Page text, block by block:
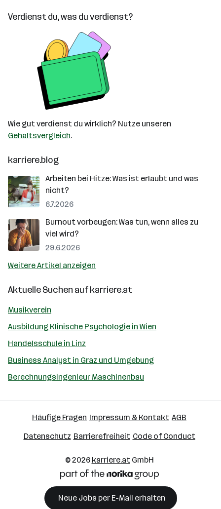
Verdienst du, was du verdienst?
Wie gut verdienst du wirklich? Nutze unseren
Gehaltsvergleich.
karriere.blog
Arbeiten bei Hitze: Was ist erlaubt und was
nicht?
6.7.2026
Burnout vorbeugen: Was tun, wenn alles zu
viel wird?
29.6.2026
Weitere Artikel anzeigen
Aktuelle Suchen aufkarriere.at
Musikverein
Ausbildung Klinische Psychologie in Wien
Handelsschule in Linz
Business Analyst in Graz und Umgebung
Berechnungsingenieur Maschinenbau
Häufige Fragen Impressum & Kontakt AGB
Datenschutz Barrierefreiheit Code of Conduct
© 2026 karriere.atGmbH
Neue Jobs per E-Mail erhalten